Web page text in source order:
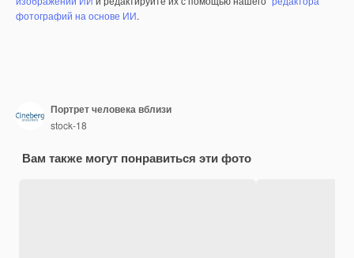
фотографий на основе ИИ.
Портрет человека вблизи
stock-18
Вам также могут понравиться эти фото